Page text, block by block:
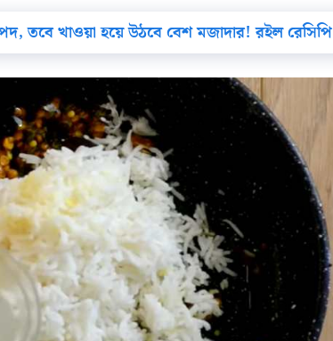
তবে খাওয়া হয়ে উঠবে বেশ মজাদার! রইল রেসিপি